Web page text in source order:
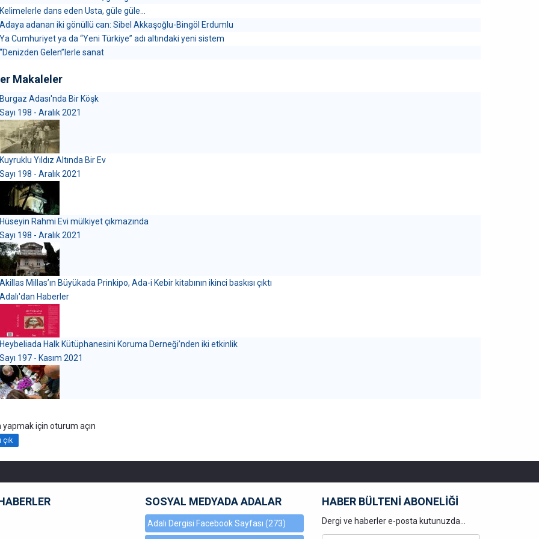
Kelimelerle dans eden Usta, güle güle...
Adaya adanan iki gönüllü can: Sibel Akkaşoğlu-Bingöl Erdumlu
Ya Cumhuriyet ya da “Yeni Türkiye” adı altındaki yeni sistem
“Denizden Gelen”lerle sanat
Makaleler
Burgaz Adası'nda Bir Köşk
Sayı 198 - Aralık 2021
Kuyruklu Yıldız Altında Bir Ev
Sayı 198 - Aralık 2021
Hüseyin Rahmi Evi mülkiyet çıkmazında
Sayı 198 - Aralık 2021
Akillas Millas’ın Büyükada Prinkipo, Ada-i Kebir kitabının ikinci baskısı çıktı
Adalı'dan Haberler
Heybeliada Halk Kütüphanesini Koruma Derneği’nden iki etkinlik
Sayı 197 - Kasım 2021
yapmak için oturum açın
çık
SOSYAL MEDYADA ADALAR
Adalı Dergisi Facebook Sayfası (273)
HABER BÜLTENİ ABONELİĞİ
Dergi ve haberler e-posta kutunuzda...